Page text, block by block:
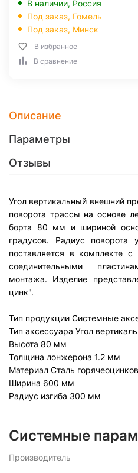
В наличии, Россия
Под заказ, Гомель
Под заказ, Минск
В избранное
В сравнение
Описание
Параметры
Отзывы
Угол вертикальный внешний
поворота трассы на основе
борта 80 мм и шириной
градусов. Радиус
поставляется в комплекте
соединительными
монтажа. Изделие
цинк".
Тип продукции Системные
Тип аксессуара Угол
Высота 80 мм
Толщина лонжерона 1.2 мм
Материал Сталь
Ширина 600 мм
Радиус изгиба 300 мм
Системные
Производитель